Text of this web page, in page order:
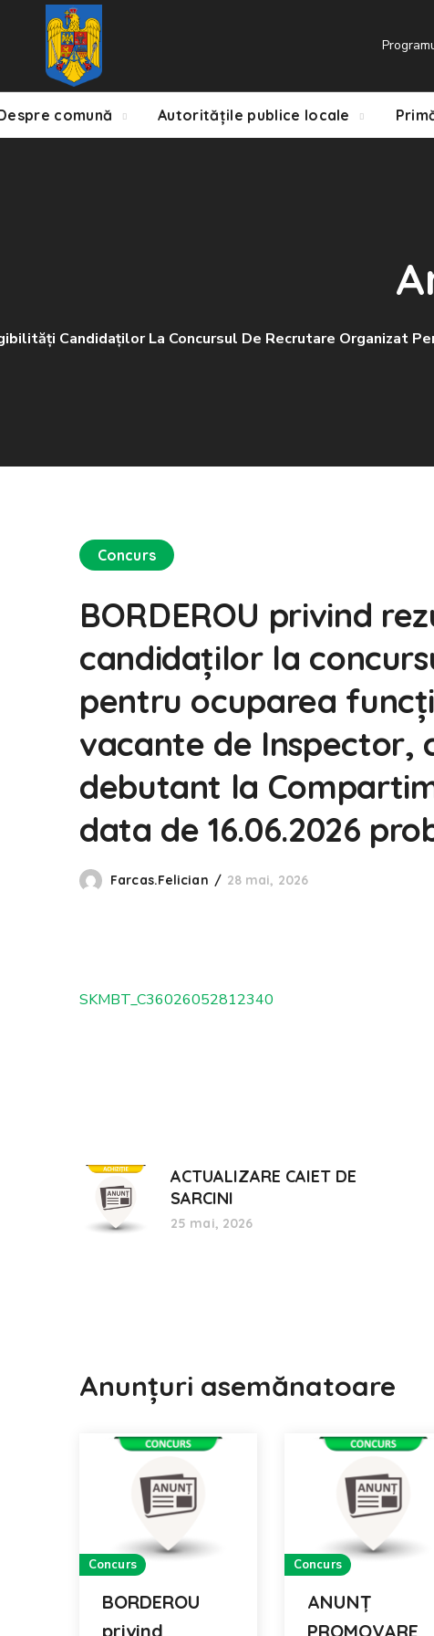
comună Autoritățile publice locale
Candidaților La Concursul De Recrutare Organizat
Concurs
BORDEROU privind
candidaților la
pentru ocuparea
vacante de Inspector,
debutant la
data de 16.06.2026
Farcas.felician 28 mai, 2026
SKMBT_C36026052812340
ACTUALIZARE CAIET DE
SARCINI
25 mai, 2026
Anunțuri asemănatoare
Concurs
BORDEROU
privind
Concurs
ANUNȚ
PROMOVARE